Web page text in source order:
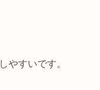
やすいです。